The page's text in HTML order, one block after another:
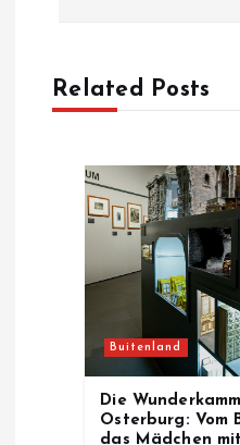
vRelated Posts
Buitenland
Die
Osterburg: Vom
das Mädchen